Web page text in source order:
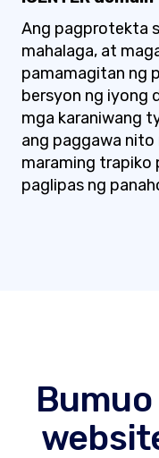
Ang pagprotekta
mahalaga, at
pamamagitan ng
bersyon ng iyong
mga karaniwang
ang paggawa nito
maraming trapiko
paglipas ng